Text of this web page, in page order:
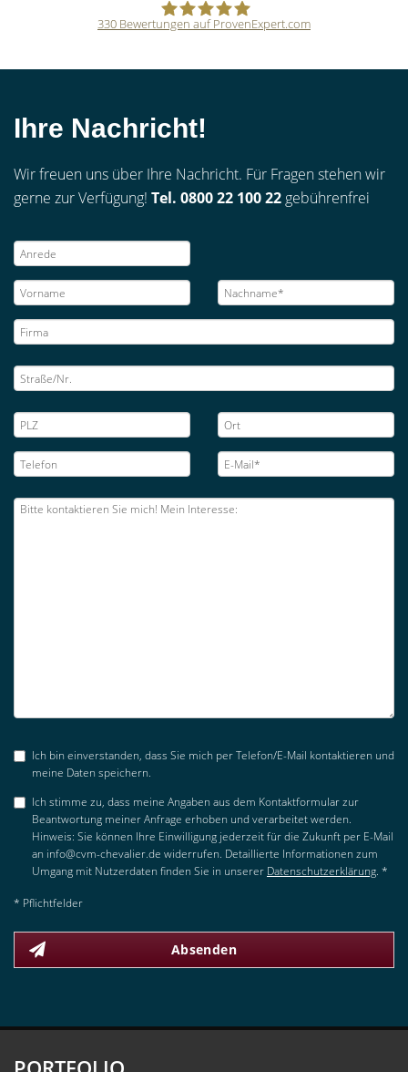
330 Bewertungen auf ProvenExpert.com
Ihre Nachricht!
Wir freuen uns über Ihre Nachricht. Für Fragen stehen wir
gerne zur Verfügung! Tel. 0800 22 100 22 gebührenfrei
Ich bin einverstanden, dass Sie mich per Telefon/E-Mail kontaktieren und
meine Daten speichern.
Ich stimme zu, dass meine Angaben aus dem Kontaktformular zur
Beantwortung meiner Anfrage erhoben und verarbeitet werden.
Hinweis: Sie können Ihre Einwilligung jederzeit für die Zukunft per E-Mail
an info@cvm-chevalier.de widerrufen. Detaillierte Informationen zum
Umgang mit Nutzerdaten finden Sie in unserer Datenschutzerklärung. *
* Pflichtfelder
Absenden